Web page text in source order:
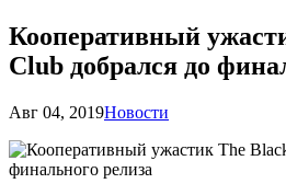
Кооперативный
Club добрался до
Авг 04, 2019Новости